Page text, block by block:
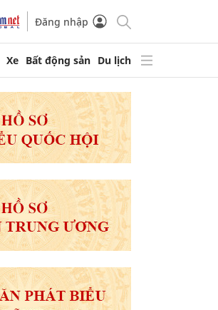
Đăng nhập
Xe Bất động sản Du lịch